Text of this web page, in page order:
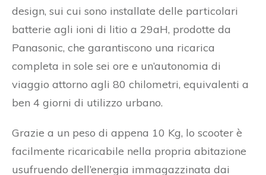
design, sui cui sono installate delle particolari
batterie agli ioni di litio a 29aH, prodotte da
Panasonic, che garantiscono una ricarica
completa in sole sei ore e un’autonomia di
viaggio attorno agli 80 chilometri, equivalenti a
ben 4 giorni di utilizzo urbano.
Grazie a un peso di appena 10 Kg, lo scooter è
facilmente ricaricabile nella propria abitazione
usufruendo dell’energia immagazzinata dai